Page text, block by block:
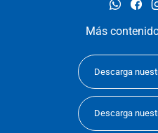
Más
Descarga
Descarga